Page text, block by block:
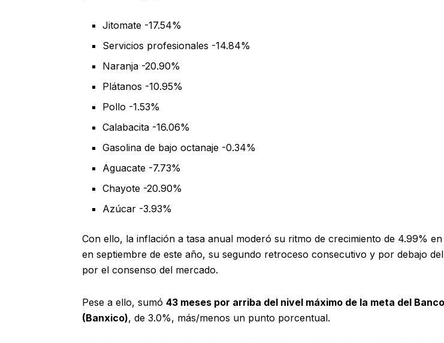
Jitomate -17.54%
Servicios profesionales -14.84%
Naranja -20.90%
Plátanos -10.95%
Pollo -1.53%
Calabacita -16.06%
Gasolina de bajo octanaje -0.34%
Aguacate -7.73%
Chayote -20.90%
Azúcar -3.93%
Con ello, la inflación a tasa anual moderó su ritmo de crecimiento de 4.99%
en septiembre de este año, su segundo retroceso consecutivo y por debajo
por el consenso del mercado.
Pese a ello, sumó 43 meses por arriba del nivel máximo de la meta del
(Banxico), de 3.0%, más/menos un punto porcentual.